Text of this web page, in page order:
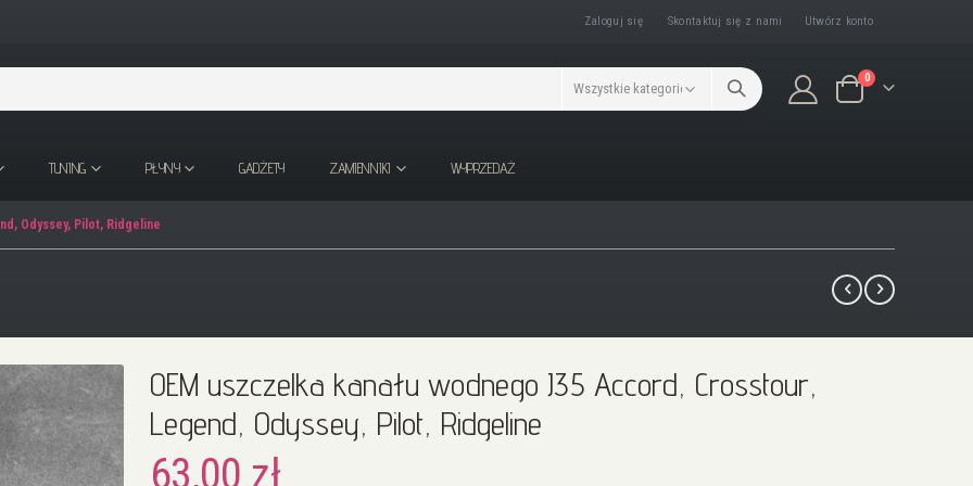
Zaloguj się Skontaktuj się z nami Utwórz konto
Koszyk
0produkty/ów
TUNING PŁYNY GADŻETY ZAMIENNIKI WYPRZEDAŻ
Odyssey, Pilot, Ridgeline
OEM uszczelka kanału wodnego J35 Accord, Crosstour,
Legend, Odyssey, Pilot, Ridgeline
63,00 zł